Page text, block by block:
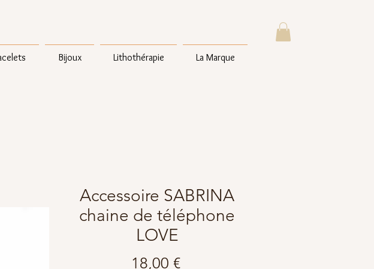
Bijoux Lithothérapie La Marque
Accessoire SABRINA
chaine de téléphone
LOVE
18,00 €Prix